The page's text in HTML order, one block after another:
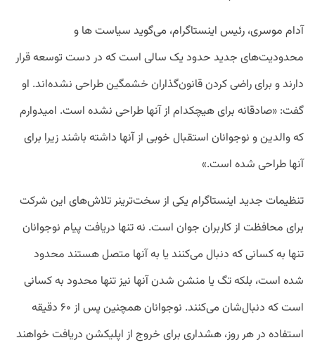
آدام موسری، رئیس اینستاگرام، می‌گوید سیاست ها و
محدودیت‌های جدید حدود یک سالی است که در دست توسعه قرار
دارند و برای راضی کردن قانون‌گذاران خشمگین طراحی نشده‌اند. او
گفت: «صادقانه برای هیچکدام از آنها طراحی نشده است. امیدوارم
که والدین و نوجوانان استقبال خوبی از آنها داشته باشند زیرا برای
آنها طراحی شده است.»
تنظیمات جدید اینستاگرام یکی از سخت‌ترینر تلاش‌های این شرکت
برای محافظت از کاربران جوان است. نه تنها دریافت پیام نوجوانان
تنها به کسانی که دنبال می‌کنند یا به آنها متصل هستند محدود
شده است، بلکه تگ یا منشن شدن آنها نیز تنها محدود به کسانی
است که دنبال‌شان می‌کنند. نوجوانان همچنین پس از ۶۰ دقیقه
استفاده در هر روز، هشداری برای خروج از اپلیکشن دریافت خواهند